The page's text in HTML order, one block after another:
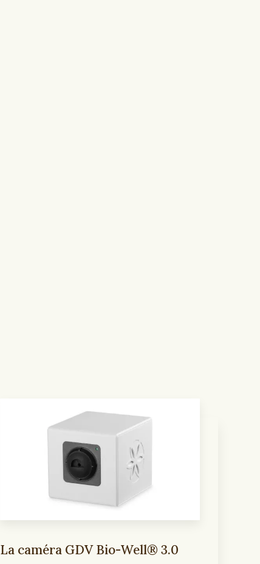
La caméra GDV Bio-Well® 3.0